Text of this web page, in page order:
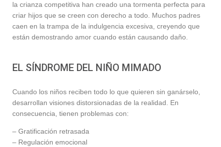
la crianza competitiva han creado una tormenta perfecta para
criar hijos que se creen con derecho a todo. Muchos padres
caen en la trampa de la indulgencia excesiva, creyendo que
están demostrando amor cuando están causando daño.
EL SÍNDROME DEL NIÑO MIMADO
Cuando los niños reciben todo lo que quieren sin ganárselo,
desarrollan visiones distorsionadas de la realidad. En
consecuencia, tienen problemas con:
– Gratificación retrasada
– Regulación emocional